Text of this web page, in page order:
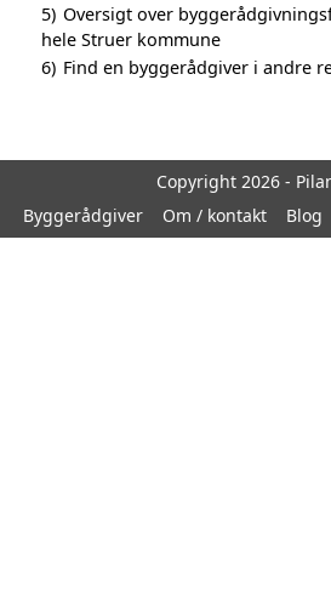
5) Oversigt over
hele Struer kommune
6) Find en byggerådgiver i andre
Copyright 2026 -
Byggerådgiver
Om / kontakt Blog